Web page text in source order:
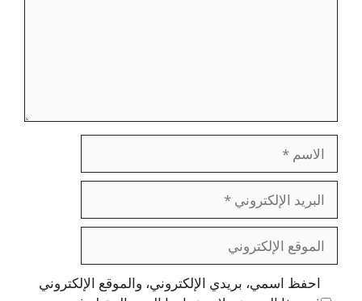
الإلكتروني
الإلكتروني
احفظ اسمي، بريدي الإلكتروني، والموقع الإلكتروني